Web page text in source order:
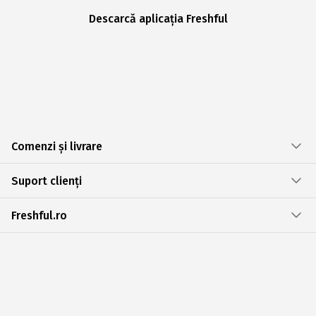
Descarcă aplicația Freshful
Comenzi și livrare
Suport clienți
Freshful.ro